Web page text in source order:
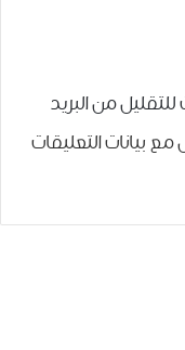
من البريد
بيانات التعليقات